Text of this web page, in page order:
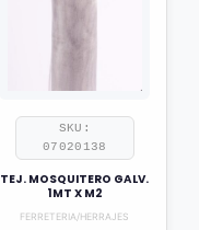
SKU:
07020138
TEJ. MOSQUITERO GALV.
1MT X M2
FERRETERIA/HERRAJES